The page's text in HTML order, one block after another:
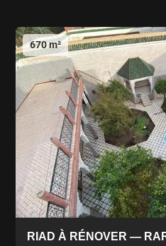
670 m²
RIAD À RÉNOVER —